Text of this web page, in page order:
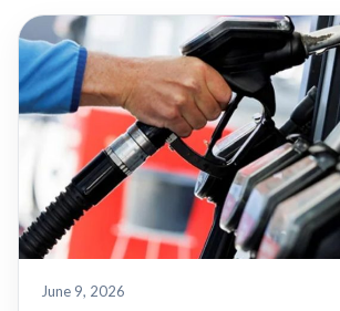
June 9, 2026